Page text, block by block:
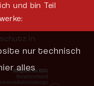
und bin Teil
in
nur technisch
alles